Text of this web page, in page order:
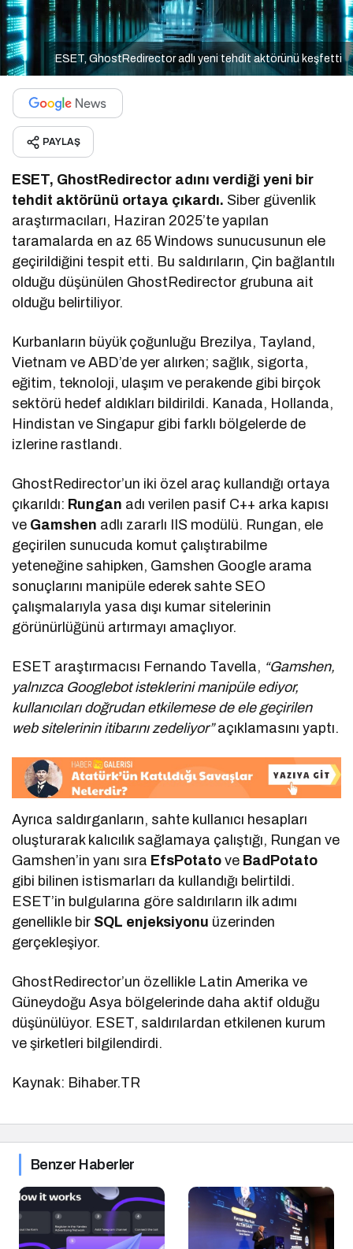
ESET, GhostRedirector adlı yeni tehdit aktörünü keşfetti
PAYLAŞ
ESET, GhostRedirector adını verdiği yeni bir
tehdit aktörünü ortaya çıkardı. Siber güvenlik
araştırmacıları, Haziran 2025’te yapılan
taramalarda en az 65 Windows sunucusunun ele
geçirildiğini tespit etti. Bu saldırıların, Çin bağlantılı
olduğu düşünülen GhostRedirector grubuna ait
olduğu belirtiliyor.
Kurbanların büyük çoğunluğu Brezilya, Tayland,
Vietnam ve ABD’de yer alırken; sağlık, sigorta,
eğitim, teknoloji, ulaşım ve perakende gibi birçok
sektörü hedef aldıkları bildirildi. Kanada, Hollanda,
Hindistan ve Singapur gibi farklı bölgelerde de
izlerine rastlandı.
GhostRedirector’un iki özel araç kullandığı ortaya
çıkarıldı: Rungan adı verilen pasif C++ arka kapısı
ve Gamshen adlı zararlı IIS modülü. Rungan, ele
geçirilen sunucuda komut çalıştırabilme
yeteneğine sahipken, Gamshen Google arama
sonuçlarını manipüle ederek sahte SEO
çalışmalarıyla yasa dışı kumar sitelerinin
görünürlüğünü artırmayı amaçlıyor.
ESET araştırmacısı Fernando Tavella, “Gamshen,
yalnızca Googlebot isteklerini manipüle ediyor,
kullanıcıları doğrudan etkilemese de ele geçirilen
web sitelerinin itibarını zedeliyor”açıklamasını yaptı.
Ayrıca saldırganların, sahte kullanıcı hesapları
oluşturarak kalıcılık sağlamaya çalıştığı, Rungan ve
Gamshen’in yanı sıra EfsPotato ve BadPotato
gibi bilinen istismarları da kullandığı belirtildi.
ESET’in bulgularına göre saldırıların ilk adımı
genellikle bir SQL enjeksiyonu üzerinden
gerçekleşiyor.
GhostRedirector’un özellikle Latin Amerika ve
Güneydoğu Asya bölgelerinde daha aktif olduğu
düşünülüyor. ESET, saldırılardan etkilenen kurum
ve şirketleri bilgilendirdi.
Kaynak: Bihaber.TR
Benzer Haberler